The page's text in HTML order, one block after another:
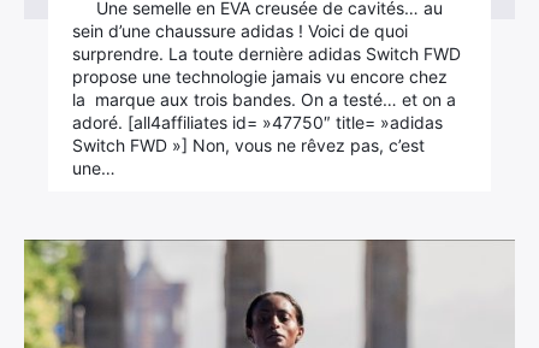
Une semelle en EVA creusée de cavités… au
sein d’une chaussure adidas ! Voici de quoi
surprendre. La toute dernière adidas Switch FWD
propose une technologie jamais vu encore chez
la marque aux trois bandes. On a testé… et on a
adoré. [all4affiliates id= »47750″ title= »adidas
Switch FWD »] Non, vous ne rêvez pas, c’est
une…